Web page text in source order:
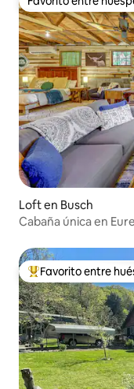
Favorito entre
Loft en Busch
Cabaña única en
Favorito entre los
Favorito entre